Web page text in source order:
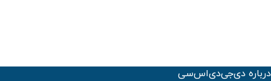
درباره دی‌جی‌دی‌اس‌سی